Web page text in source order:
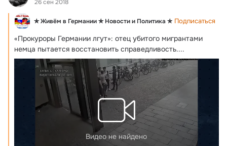
26 сен 2018
✯ Живём в Германии ✯ Новости и Политика ✯ Подписаться
«Прокуроры Германии лгут»: отец убитого мигрантами
немца пытается восстановить справедливость....
Видео не найдено